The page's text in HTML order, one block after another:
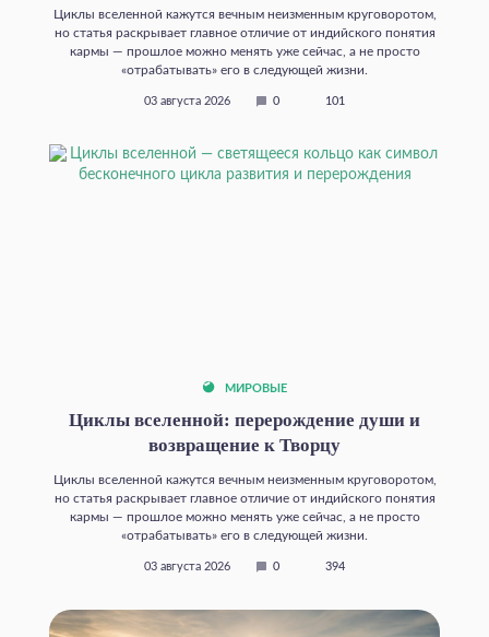
Циклы вселенной кажутся вечным неизменным круговоротом,
но статья раскрывает главное отличие от индийского понятия
кармы — прошлое можно менять уже сейчас, а не просто
«отрабатывать» его в следующей жизни.
03 августа 2026 0 101
МИРОВЫЕ
Циклы вселенной: перерождение души и
возвращение к Творцу
Циклы вселенной кажутся вечным неизменным круговоротом,
но статья раскрывает главное отличие от индийского понятия
кармы — прошлое можно менять уже сейчас, а не просто
«отрабатывать» его в следующей жизни.
03 августа 2026 0 394